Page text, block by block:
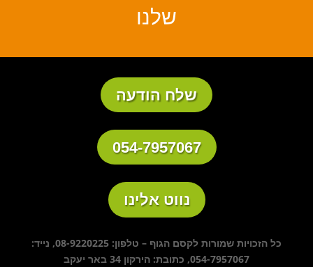
שלנו
שלח הודעה
054-7957067
נווט אלינו
כל הזכויות שמורות לקסם הגוף – טלפון: 08-9220225, נייד:
054-7957067, כתובת: הירקון 34 באר יעקב